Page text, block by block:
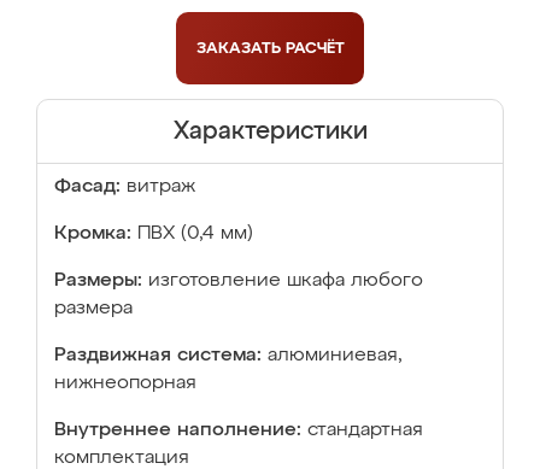
ЗАКАЗАТЬ РАСЧЁТ
Характеристики
Фасад: витраж
Кромка: ПВХ (0,4 мм)
Размеры: изготовление шкафа любого
размера
Раздвижная система: алюминиевая,
нижнеопорная
Внутреннее наполнение: стандартная
комплектация